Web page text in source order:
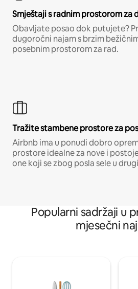
Smještaji s radnim prostorom za
Obavljate posao dok putujete?
dugoročni najam s brzim
posebnim prostorom za rad.
Tražite stambene prostore za
Airbnb ima u ponudi dobro
prostore idealne za nove i
one koji se zbog posla sele u
Popularni sadržaji u
mjesečni